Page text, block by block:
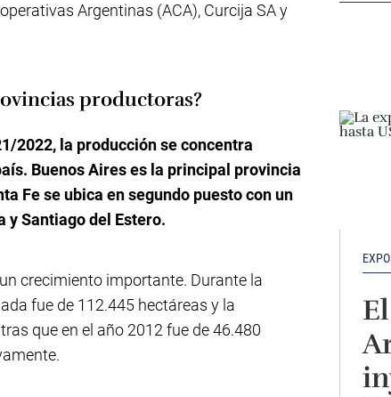
Argentinas (ACA), Curcija SA y
productoras?
2022, la producción se concentra
Buenos Aires es la principal provincia
Fe se ubica en segundo puesto con un
y Santiago del Estero.
crecimiento importante. Durante la
fue de 112.445 hectáreas y la
que en el año 2012 fue de 46.480